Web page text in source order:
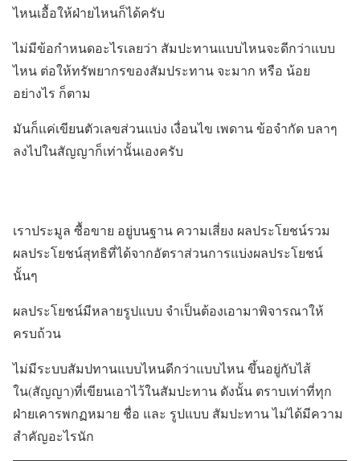
ไหนเอื้อให้ฝ่ายไหนก็ได้ครับ
ไม่มีข้อกำหนดอะไรเลยว่า สัมปะทานแบบไหนจะดีกว่าแบบ
ไหน ต่อให้ทรัพยากรของสัมประทาน จะมาก หรือ น้อย
อย่างไร ก็ตาม
มันก็แค่เขียนตัวเลขส่วนแบ่ง เงื่อนไข เพดาน ข้อจำกัด บลาๆ
ลงไปในสัญญาก็เท่านั้นเองครับ
เราประมูล ซื้อขาย อยู่บนฐาน ความเสี่ยง ผลประโยชน์รวม
ผลประโยชน์สุทธิที่ได้จากอัตราส่วนการแบ่งผลประโยชน์
นั้นๆ
ผลประโยชน์มีหลายรูปแบบ จำเป็นต้องเอามาพิจารณาให้
ครบถ้วน
ไม่มีระบบสัมปทานแบบไหนดีกว่าแบบไหน ขึ้นอยู่กับไส้
ใน(สัญญา)ที่เขียนเอาไว้ในสัมปะทาน ดังนั้น ตราบเท่าที่ทุก
ฝ่ายเคารพกฏหมาย ชื่อ และ รูปแบบ สัมปะทาน ไม่ได้มีความ
สำคัญอะไรนัก